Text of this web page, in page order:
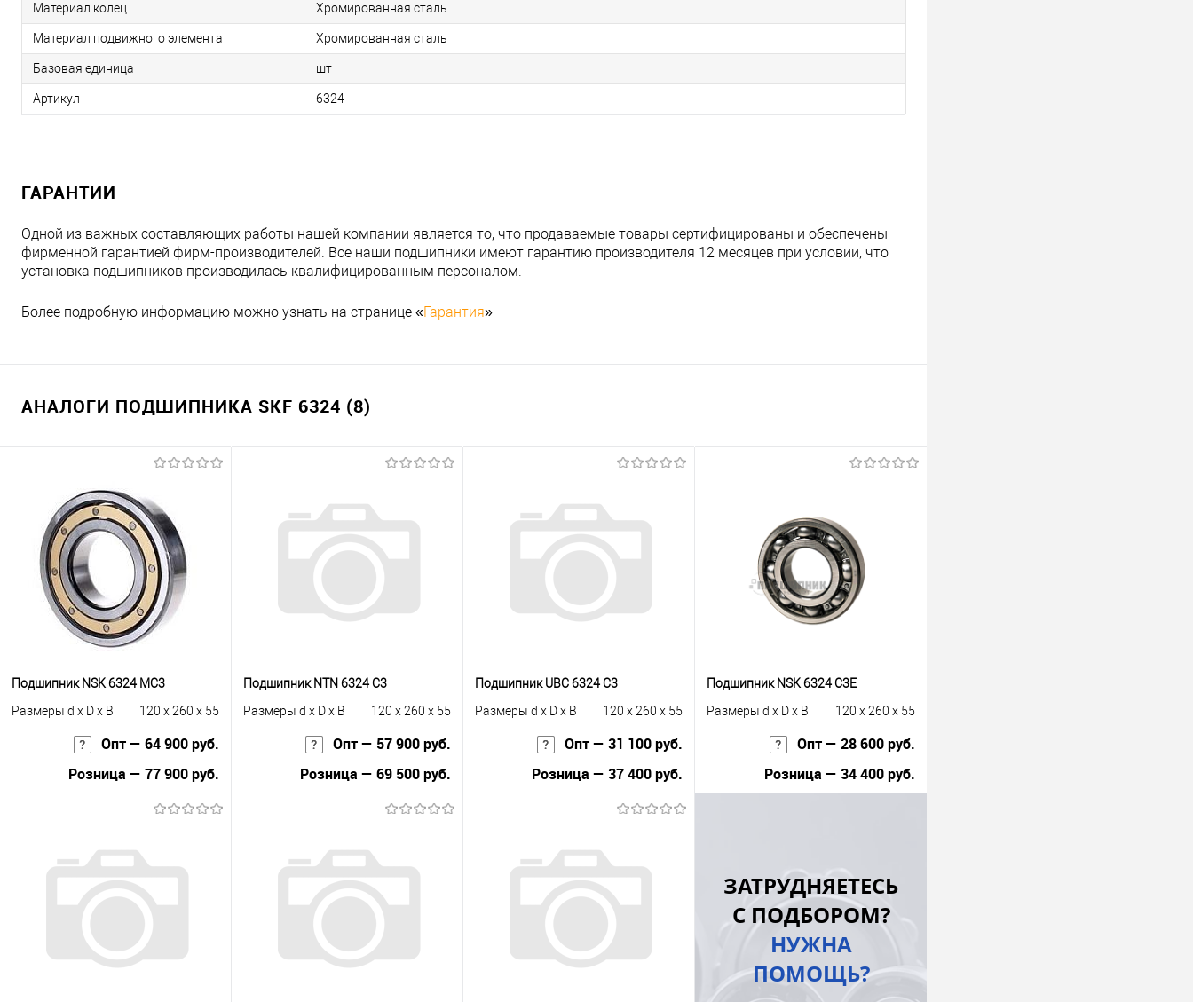
Материал колец Хромированная сталь
Материал подвижного элемента Хромированная сталь
Базовая единица шт
Артикул 6324
ГАРАНТИИ
Одной из важных составляющих работы нашей компании является то, что продаваемые товары сертифицированы и обеспечены
фирменной гарантией фирм-производителей. Все наши подшипники имеют гарантию производителя 12 месяцев при условии, что
установка подшипников производилась квалифицированным персоналом.
Более подробную информацию можно узнать на странице «Гарантия»
АНАЛОГИ ПОДШИПНИКА SKF 6324 (8)
Подшипник NSK 6324 MC3
Размеры d x D x B
120 x 260 x 55
Опт — 64 900 руб.
Розница — 77 900 руб.
Купить в 1 клик
К сравнению
В избранное
Под заказ
Подшипник NTN 6324 C3
Размеры d x D x B
120 x 260 x 55
Опт — 57 900 руб.
Розница — 69 500 руб.
Купить в 1 клик
К сравнению
В избранное
В наличии
Подшипник UBC 6324 C3
Размеры d x D x B
120 x 260 x 55
Опт — 31 100 руб.
Розница — 37 400 руб.
Купить в 1 клик
К сравнению
В избранное
Под заказ
Подшипник NSK 6324 C3E
Размеры d x D x B
120 x 260 x 55
Опт — 28 600 руб.
Розница — 34 400 руб.
Купить в 1 клик
В избранное
Под заказ
ЗАТРУДНЯЕТЕСЬ
С ПОДБОРОМ?
НУЖНА
ПОМОЩЬ?